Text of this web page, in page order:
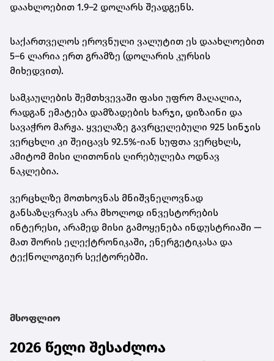
დაახლოებით 1.9–2 დოლარს შეადგენს.
საქართველოს ეროვნული ვალუტით ეს დაახლოებით
5–6 ლარია ერთ გრამზე (დოლარის კურსის
მიხედვით).
სამკაულების შემთხვევაში ფასი უფრო მაღალია,
რადგან ემატება დამზადების ხარჯი, დიზაინი და
სავაჭრო მარჟა. ყველაზე გავრცელებული 925 სინჯის
ვერცხლი კი შეიცავს 92.5%-იან სუფთა ვერცხლს,
ამიტომ მისი ლითონის ღირებულება ოდნავ
ნაკლებია.
ვერცხლზე მოთხოვნას მნიშვნელოვნად
განსაზღვრავს არა მხოლოდ ინვესტორების
ინტერესი, არამედ მისი გამოყენება ინდუსტრიაში —
მათ შორის ელექტრონიკაში, ენერგეტიკასა და
ტექნოლოგიურ სექტორებში.
მსოფლიო
2026 წელი შესაძლოა